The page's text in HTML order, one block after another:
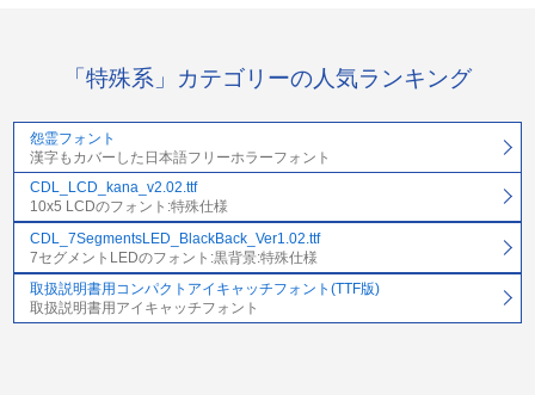
「特殊系」カテゴリーの人気ランキング
怨霊フォント
漢字もカバーした日本語フリーホラーフォント
CDL_LCD_kana_v2.02.ttf
10x5 LCDのフォント:特殊仕様
CDL_7SegmentsLED_BlackBack_Ver1.02.ttf
7セグメントLEDのフォント:黒背景:特殊仕様
取扱説明書用コンパクトアイキャッチフォント(TTF版)
取扱説明書用アイキャッチフォント